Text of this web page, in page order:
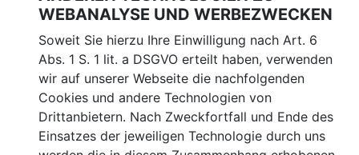
WEBANALYSE UND WERBEZWECKEN
Soweit Sie hierzu Ihre Einwilligung nach Art. 6
Abs. 1 S. 1 lit. a DSGVO erteilt haben, verwenden
wir auf unserer Webseite die nachfolgenden
Cookies und andere Technologien von
Drittanbietern. Nach Zweckfortfall und Ende des
Einsatzes der jeweiligen Technologie durch uns